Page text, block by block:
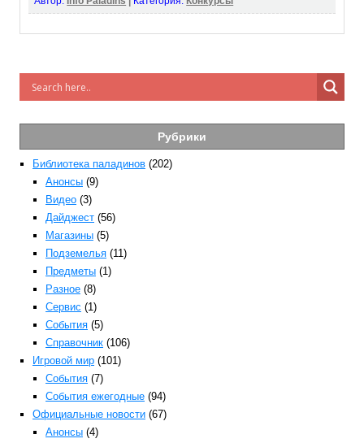
Рубрики
Библиотека паладинов (202)
Анонсы (9)
Видео (3)
Дайджест (56)
Магазины (5)
Подземелья (11)
Предметы (1)
Разное (8)
Сервис (1)
События (5)
Справочник (106)
Игровой мир (101)
События (7)
События ежегодные (94)
Официальные новости (67)
Анонсы (4)